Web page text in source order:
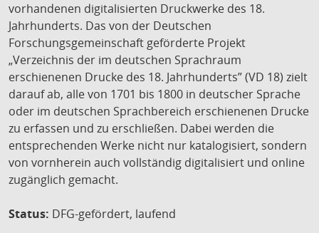
vorhandenen digitalisierten Druckwerke des 18.
Jahrhunderts. Das von der Deutschen
Forschungsgemeinschaft geförderte Projekt
„Verzeichnis der im deutschen Sprachraum
erschienenen Drucke des 18. Jahrhunderts” (VD 18) zielt
darauf ab, alle von 1701 bis 1800 in deutscher Sprache
oder im deutschen Sprachbereich erschienenen Drucke
zu erfassen und zu erschließen. Dabei werden die
entsprechenden Werke nicht nur katalogisiert, sondern
von vornherein auch vollständig digitalisiert und online
zugänglich gemacht.
Status: DFG-gefördert, laufend